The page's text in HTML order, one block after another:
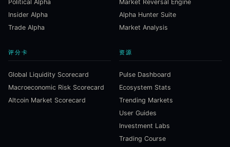
Political Alpha
Insider Alpha
Trade Alpha
Market Reversal Engine
Alpha Hunter Suite
Market Analysis
评分卡
Global Liquidity Scorecard
Macroeconomic Risk Scorecard
Altcoin Market Scorecard
资源
Pulse Dashboard
Ecosystem Stats
Trending Markets
User Guides
Investment Labs
Trading Course